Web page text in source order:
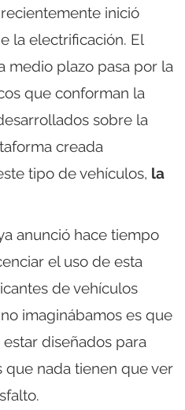
inició
la electrificación. El
medio plazo pasa por la
que conforman la
sobre la
creada
tipo de vehículos, la
anunció hace tiempo
el uso de esta
de vehículos
imaginábamos es que
diseñados para
que nada tienen que ver